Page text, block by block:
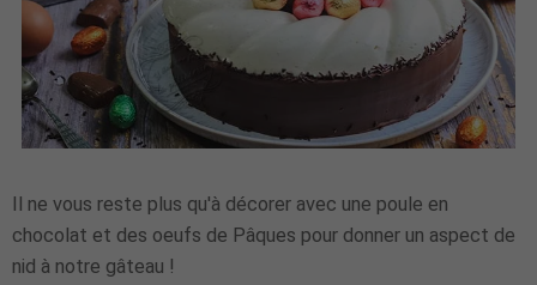
Il ne vous reste plus qu'à décorer avec une poule en
chocolat et des oeufs de Pâques pour donner un aspect de
nid à notre gâteau !